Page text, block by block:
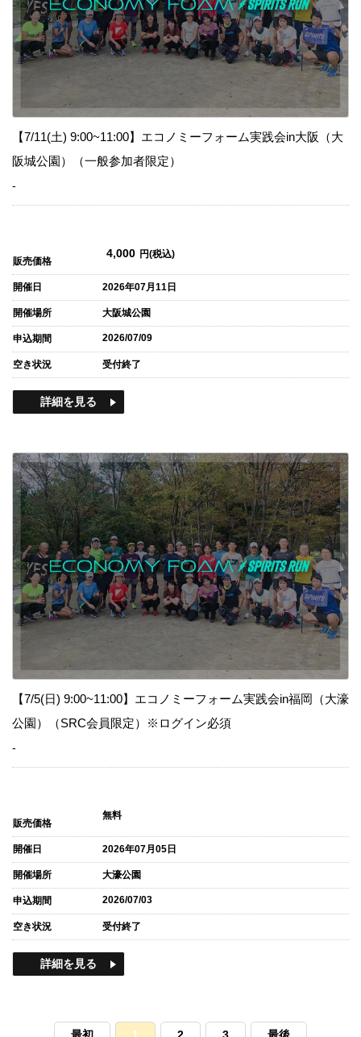
【7/11(土) 9:00~11:00】エコノミーフォーム実践会in大阪（大
阪城公園）（一般参加者限定）
-
販売価格
4,000 円(税込)
開催日 2026年07月11日
開催場所 大阪城公園
申込期間 2026/07/09
空き状況 受付終了
詳細を見る
【7/5(日) 9:00~11:00】エコノミーフォーム実践会in福岡（大濠
公園）（SRC会員限定）※ログイン必須
-
販売価格
無料
開催日 2026年07月05日
開催場所 大濠公園
申込期間 2026/07/03
空き状況 受付終了
詳細を見る